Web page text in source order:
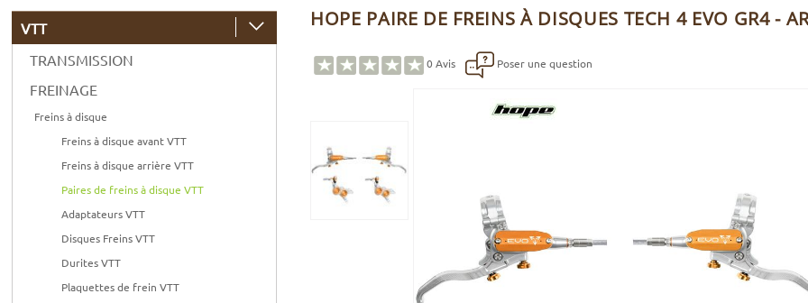
HOPE PAIRE DE FREINS À DISQUES TECH 4 EVO GR4 -
0 Avis Poser une question
VTT
TRANSMISSION
FREINAGE
Freins à disque
Freins à disque avant VTT
Freins à disque arrière VTT
Paires de freins à disque VTT
Adaptateurs VTT
Disques Freins VTT
Durites VTT
Plaquettes de frein VTT